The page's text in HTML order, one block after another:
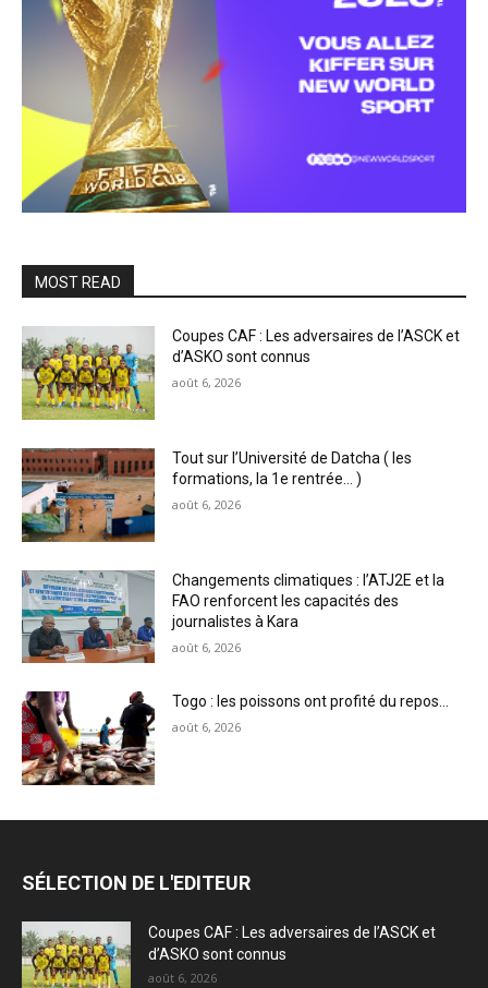
MOST READ
Coupes CAF : Les adversaires de l’ASCK et
d’ASKO sont connus
août 6, 2026
Tout sur l’Université de Datcha ( les
formations, la 1e rentrée… )
août 6, 2026
Changements climatiques : l’ATJ2E et la
FAO renforcent les capacités des
journalistes à Kara
août 6, 2026
Togo : les poissons ont profité du repos…
août 6, 2026
SÉLECTION DE L'EDITEUR
Coupes CAF : Les adversaires de l’ASCK et
d’ASKO sont connus
août 6, 2026